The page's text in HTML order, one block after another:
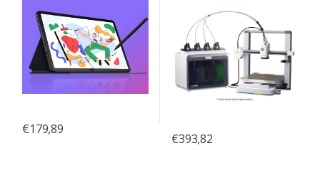
€179,89
€393,82